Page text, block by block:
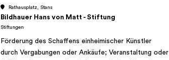
Erwerbszweck.
Rathausplatz, Stans
Bildhauer Hans von Matt - Stiftung
Stiftungen
Förderung des Schaffens einheimischer Künstler
durch Vergabungen oder Ankäufe; Veranstaltung oder